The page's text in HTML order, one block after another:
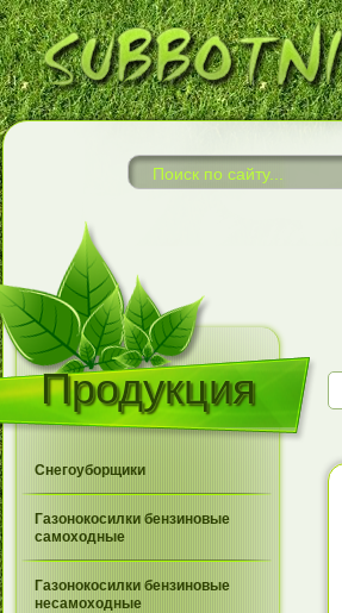
Продукция
Снегоуборщики
Газонокосилки бензиновые
самоходные
Газонокосилки бензиновые
несамоходные